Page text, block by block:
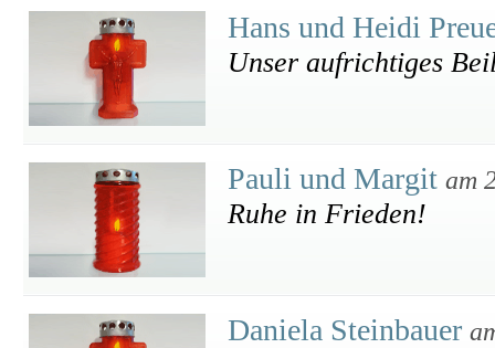
Hans und Heidi
Unser aufrichtiges
Pauli und Margit am
Ruhe in Frieden!
Daniela Steinbauer